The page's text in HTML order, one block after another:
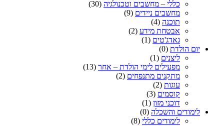
כללי – מחשבים וטכנולגיה (30)
מחשבים ניידים (9)
תוכנה (4)
אבטחת מידע (2)
גאדג'טים (1)
יום הולדת (0)
ליצנים (1)
מפעילים לימי הולדת – אחר (13)
מתקנים מתנפחים (2)
עוגות (2)
קוסמים (3)
דוכני מזון (1)
לימודים והשכלה (0)
לימודים כללי (8)